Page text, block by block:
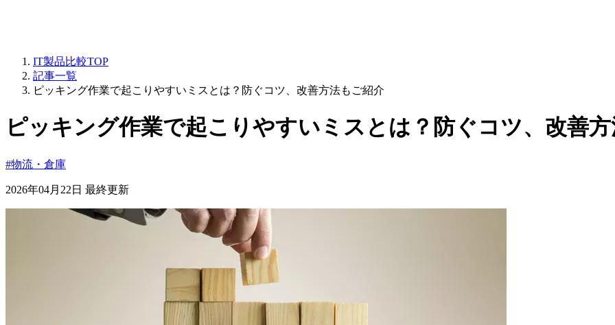
IT製品比較TOP
記事一覧
ピッキング作業で起こりやすいミスとは？防ぐコツ、改善方法もご紹介
ピッキング作業で起こりやすいミスとは？防ぐコツ、改善
#物流・倉庫
2026年04月22日 最終更新